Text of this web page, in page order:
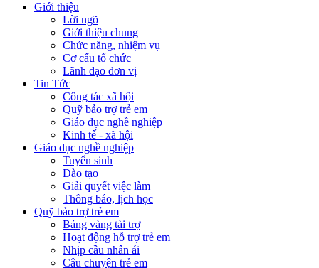
Giới thiệu
Lời ngõ
Giới thiệu chung
Chức năng, nhiệm vụ
Cơ cấu tổ chức
Lãnh đạo đơn vị
Tin Tức
Công tác xã hội
Quỹ bảo trợ trẻ em
Giáo dục nghề nghiệp
Kinh tế - xã hội
Giáo dục nghề nghiệp
Tuyển sinh
Đào tạo
Giải quyết việc làm
Thông báo, lịch học
Quỹ bảo trợ trẻ em
Bảng vàng tài trợ
Hoạt động hỗ trợ trẻ em
Nhịp cầu nhân ái
Câu chuyện trẻ em